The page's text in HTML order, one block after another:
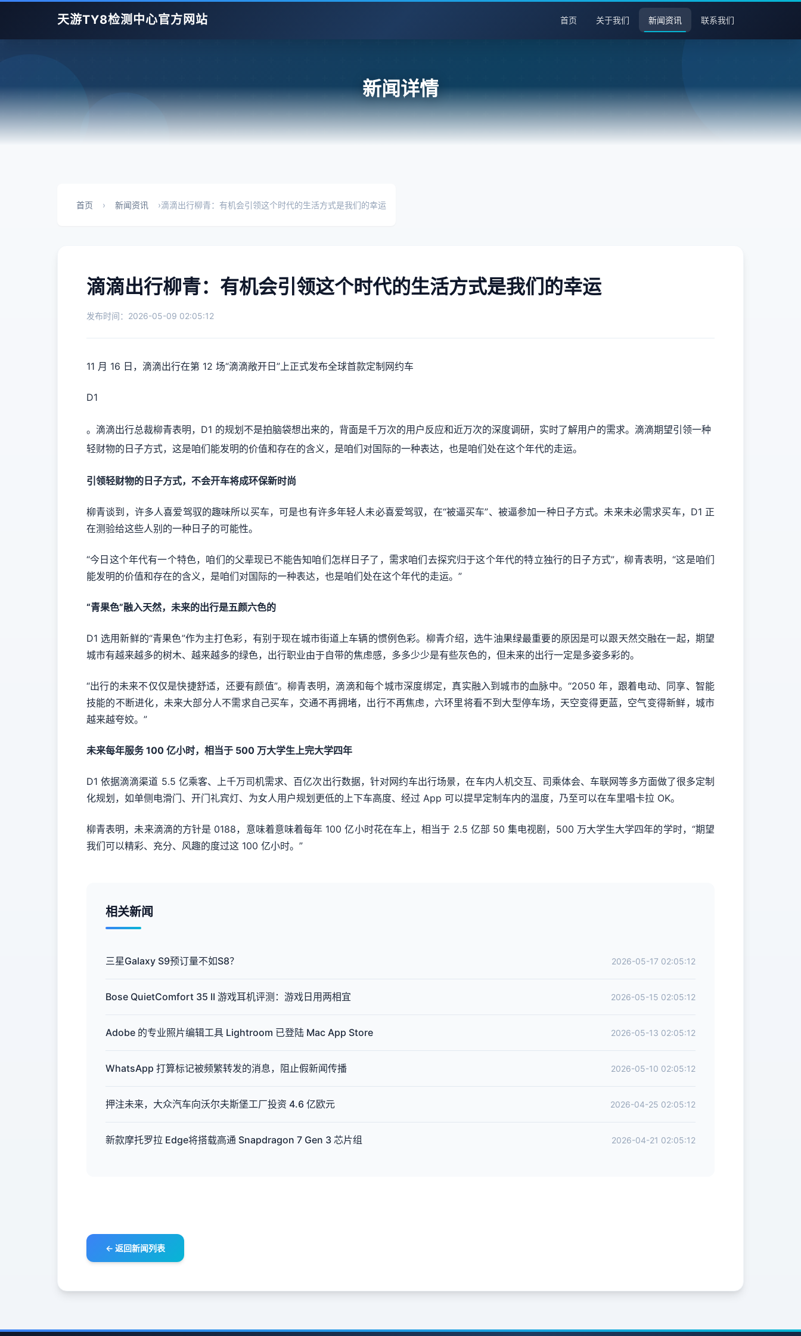
天游TY8检测中心官方网站 首页 关于我们 新闻资讯 联系我们
新闻详情
首页 › 新闻资讯 ›滴滴出行柳青：有机会引领这个时代的生活方式是我们的幸运
滴滴出行柳青：有机会引领这个时代的生活方式是我们的幸运
发布时间：2026-05-09 02:05:12
11 月 16 日，滴滴出行在第 12 场“滴滴敞开日”上正式发布全球首款定制网约车
D1
。滴滴出行总裁柳青表明，D1 的规划不是拍脑袋想出来的，背面是千万次的用户反应和近万次的深度调研，实时了解用户的需求。滴滴期望引领一种
轻财物的日子方式，这是咱们能发明的价值和存在的含义，是咱们对国际的一种表达，也是咱们处在这个年代的走运。
引领轻财物的日子方式，不会开车将成环保新时尚
柳青谈到，许多人喜爱驾驭的趣味所以买车，可是也有许多年轻人未必喜爱驾驭，在“被逼买车”、被逼参加一种日子方式。未来未必需求买车，D1 正
在测验给这些人别的一种日子的可能性。
“今日这个年代有一个特色，咱们的父辈现已不能告知咱们怎样日子了，需求咱们去探究归于这个年代的特立独行的日子方式”，柳青表明，“这是咱们
能发明的价值和存在的含义，是咱们对国际的一种表达，也是咱们处在这个年代的走运。”
“青果色”融入天然，未来的出行是五颜六色的
D1 选用新鲜的“青果色”作为主打色彩，有别于现在城市街道上车辆的惯例色彩。柳青介绍，选牛油果绿最重要的原因是可以跟天然交融在一起，期望
城市有越来越多的树木、越来越多的绿色，出行职业由于自带的焦虑感，多多少少是有些灰色的，但未来的出行一定是多姿多彩的。
“出行的未来不仅仅是快捷舒适，还要有颜值”。柳青表明，滴滴和每个城市深度绑定，真实融入到城市的血脉中。“2050 年，跟着电动、同享、智能
技能的不断进化，未来大部分人不需求自己买车，交通不再拥堵，出行不再焦虑，六环里将看不到大型停车场，天空变得更蓝，空气变得新鲜，城市
越来越夸姣。”
未来每年服务 100 亿小时，相当于 500 万大学生上完大学四年
D1 依据滴滴渠道 5.5 亿乘客、上千万司机需求、百亿次出行数据，针对网约车出行场景，在车内人机交互、司乘体会、车联网等多方面做了很多定制
化规划，如单侧电滑门、开门礼宾灯、为女人用户规划更低的上下车高度、经过 App 可以提早定制车内的温度，乃至可以在车里唱卡拉 OK。
柳青表明，未来滴滴的方针是 0188，意味着意味着每年 100 亿小时花在车上，相当于 2.5 亿部 50 集电视剧，500 万大学生大学四年的学时，“期望
我们可以精彩、充分、风趣的度过这 100 亿小时。”
相关新闻
三星Galaxy S9预订量不如S8？ 2026-05-17 02:05:12
Bose QuietComfort 35 II 游戏耳机评测：游戏日用两相宜 2026-05-15 02:05:12
Adobe 的专业照片编辑工具 Lightroom 已登陆 Mac App Store 2026-05-13 02:05:12
WhatsApp 打算标记被频繁转发的消息，阻止假新闻传播 2026-05-10 02:05:12
押注未来，大众汽车向沃尔夫斯堡工厂投资 4.6 亿欧元 2026-04-25 02:05:12
新款摩托罗拉 Edge将搭载高通 Snapdragon 7 Gen 3 芯片组 2026-04-21 02:05:12
← 返回新闻列表